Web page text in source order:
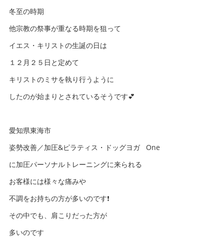
冬至の時期
他宗教の祭事が重なる時期を狙って
イエス・キリストの生誕の日は
１２月２５日と定めて
キリストのミサを執り行うように
したのが始まりとされているそうです💕
愛知県東海市
姿勢改善／加圧&ピラティス・ドッグヨガ One
に加圧パーソナルトレーニングに来られる
お客様には様々な痛みや
不調をお持ちの方が多いのです❗️
その中でも、肩こりだった方が
多いのです